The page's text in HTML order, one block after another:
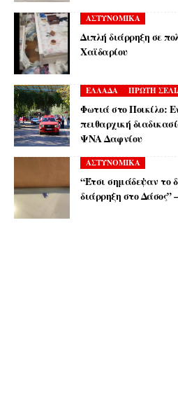
ΑΣΤΥΝΟΜΙΚΑ
Διπλή διάρρηξη σε
Χαϊδαρίου
ΕΛΛΑΔΑ ΠΡΩΤΗ
Φωτιά στο Ποικίλο:
πειθαρχική
ΨΝΑ Δαφνίου
ΑΣΤΥΝΟΜΙΚΑ
“Έτσι σημάδεψαν το
διάρρηξη στο